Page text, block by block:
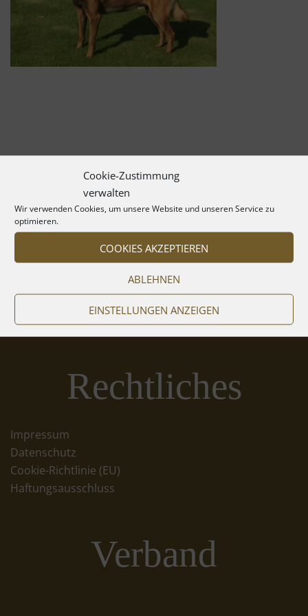
Cookie-Zustimmung
verwalten
Wir verwenden Cookies, um unsere Website und unseren Service zu
optimieren.
COOKIES AKZEPTIEREN
ABLEHNEN
EINSTELLUNGEN ANZEIGEN
Rechtliches
Impressum
Datenschutz
Cookie-Richtlinie (EU)
Haftungsausschluss
Verband